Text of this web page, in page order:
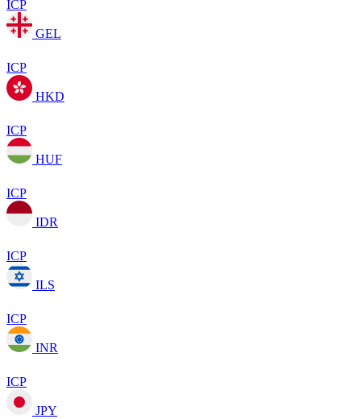
ICP
GEL
ICP
HKD
ICP
HUF
ICP
IDR
ICP
ILS
ICP
INR
ICP
JPY